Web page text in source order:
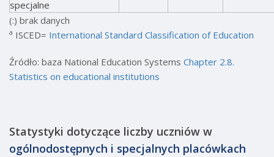
specjalne
(:) brak danych
a ISCED= International Standard Classification of Education
Źródło: baza National Education Systems Chapter 2.8.
Statistics on educational institutions
Statystyki dotyczące liczby uczniów w
ogólnodostępnych i specjalnych placówkach